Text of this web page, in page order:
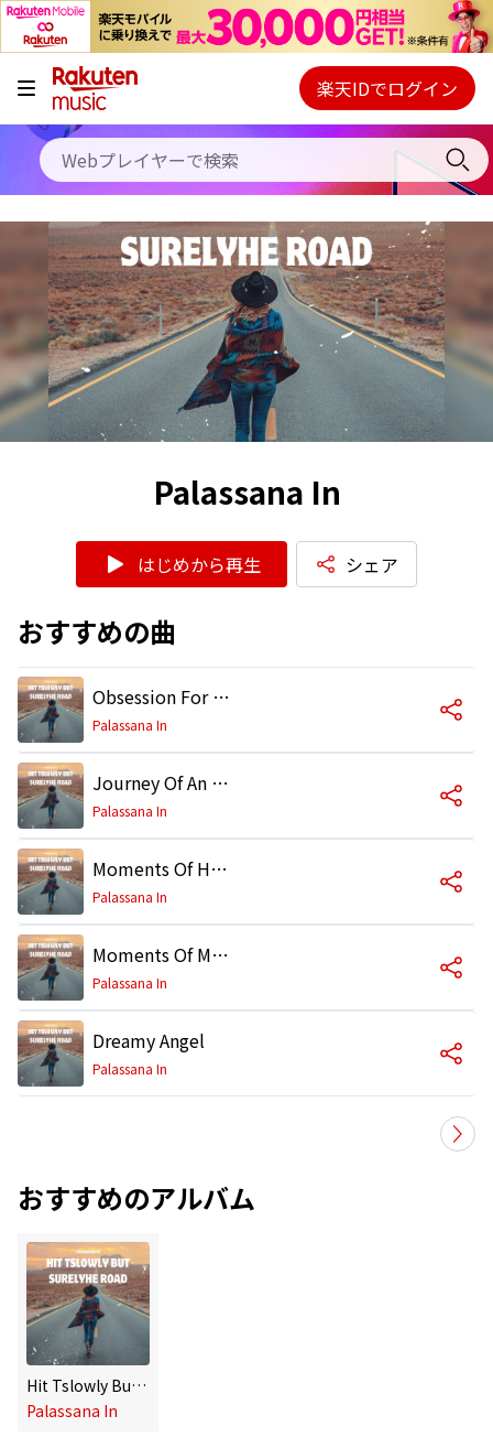
キャンペーン
料金プラン
使い方
初回30日間無料お試し
Webプレイヤー
ご契約内容の確認・変更
楽天IDでログイン
Palassana In
はじめから再生 シェア
おすすめの曲
Obsession For A Night
Palassana In
Journey Of An Angel
Palassana In
Moments Of Her Imagination
Palassana In
Moments Of My Passion
Palassana In
Dreamy Angel
Palassana In
おすすめのアルバム
Hit Tslowly But Surelyhe Road
Palassana In